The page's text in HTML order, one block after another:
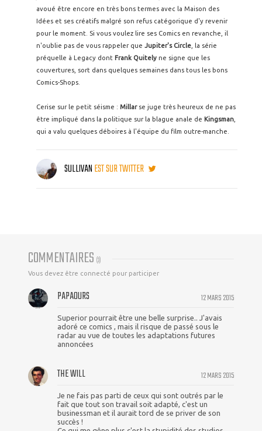
avoué être encore en très bons termes avec la Maison des
Idées et ses créatifs malgré son refus catégorique d'y revenir
pour le moment. Si vous voulez lire ses Comics en revanche, il
n'oublie pas de vous rappeler que Jupiter's Circle , la série
préquelle à Legacy dont Frank Quitely ne signe que les
couvertures, sort dans quelques semaines dans tous les bons
Comics-Shops.
Cerise sur le petit séisme : Millarse juge très heureux de ne pas
être impliqué dans la politique sur la blague anale de Kingsman
qui a valu quelques déboires à l'équipe du film outre-manche.
SULLIVANEST SUR TWITTER
COMMENTAIRES (3)
Vous devez être connecté pour participer
12 MARS 2015
PAPAOURS
Superior pourrait être une belle surprise.. J'avais
adoré ce comics , mais il risque de passé sous le
radar au vue de toutes les adaptations futures
annoncées
12 MARS 2015
THE WILL
Je ne fais pas parti de ceux qui sont outrés par le
fait que tout son travail soit adapté, c'est un
businessman et il aurait tord de se priver de son
succès !